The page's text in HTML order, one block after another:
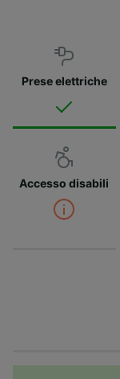
Prese elettriche
Accesso disabili